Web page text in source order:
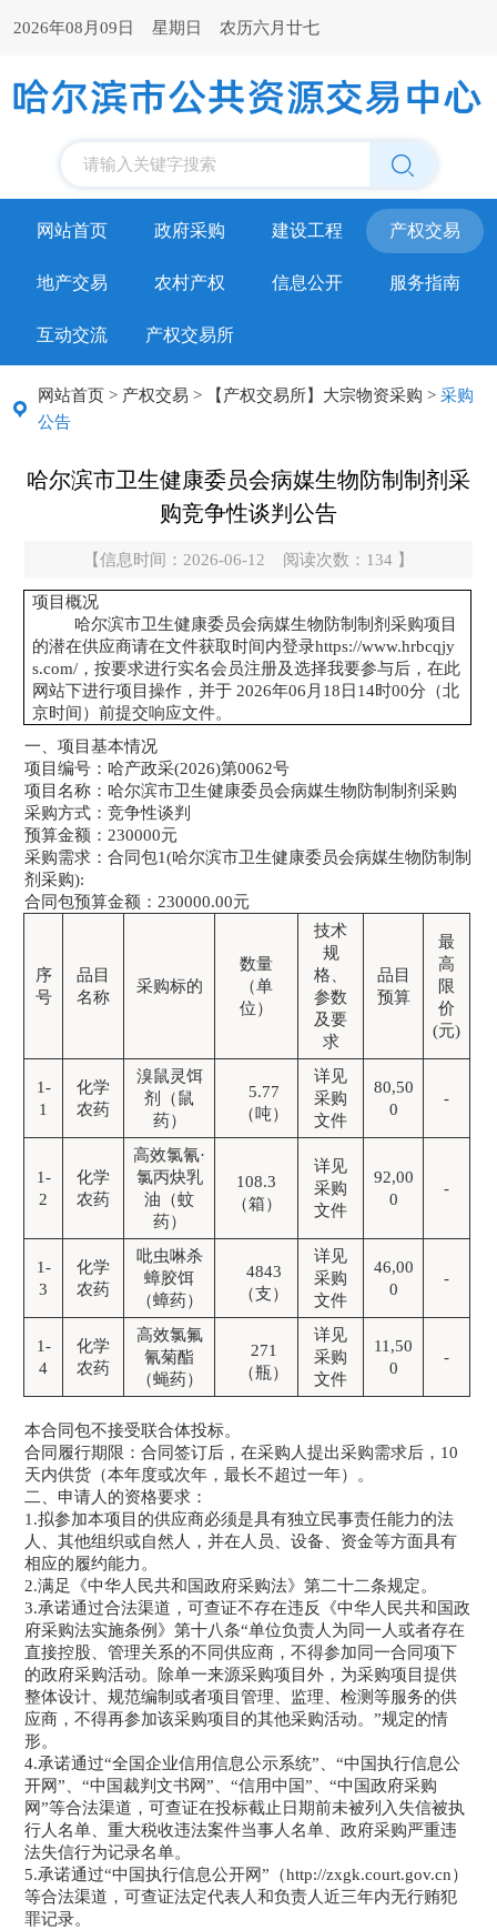
2026年08月09日 星期日 农历六月廿七
请输入关键字搜索
网站首页 政府采购 建设工程 产权交易
地产交易 农村产权 信息公开 服务指南
互动交流 产权交易所
网站首页 > 产权交易 > 【产权交易所】大宗物资采购 > 采购
公告
哈尔滨市卫生健康委员会病媒生物防制制剂采
购竞争性谈判公告
【信息时间：2026-06-12 阅读次数： 134 】
项目概况
哈尔滨市卫生健康委员会病媒生物防制制剂采购项目
的潜在供应商请在文件获取时间内登录https://www.hrbcqjy
s.com/，按要求进行实名会员注册及选择我要参与后，在此
网站下进行项目操作，并于 2026年06月 18 日 14时00分（北
京时间）前提交响应文件。
一、项目基本情况
项目编号： 哈产政采(2026)第0062号
项目名称： 哈尔滨市卫生健康委员会病媒生物防制制剂采购
采购方式：竞争性谈判
预算金额： 230000元
采购需求：合同包1(哈尔滨市卫生健康委员会病媒生物防制制
剂采购):
合同包预算金额： 230000.00元
序
号
品目
名称
采购标的
数量
（单
位）
技术
规
格、
参数
及要
求
品目
预算
最
高
限
价
(元)
1-
1
化学
农药
溴鼠灵饵
剂
（鼠
药）
5.77
（吨）
详见
采购
文件
80,50
0
-
1-
2
化学
农药
高效氯氰·
氯丙炔乳
油 （蚊
药）
108.3
（箱）
详见
采购
文件
92,00
0
-
1-
3
化学
农药
吡虫啉杀
蟑胶饵
（蟑药）
4843
（支）
详见
采购
文件
46,00
0
-
1-
4
化学
农药
高效氯氟
氰菊酯
（蝇药）
271
（瓶）
详见
采购
文件
11,50
0
-
本合同包不接受联合体投标。
合同履行期限：合同签订后，在采购人提出采购需求后， 10
天内供货（本年度或次年，最长不超过一年） 。
二、申请人的资格要求：
1.拟参加本项目的供应商必须是具有独立民事责任能力的法
人、其他组织或自然人，并在人员、设备、资金等方面具有
相应的履约能力。
2.满足《中华人民共和国政府采购法》第二十二条规定。
3.承诺通过合法渠道，可查证不存在违反《中华人民共和国政
府采购法实施条例》第十八条“单位负责人为同一人或者存在
直接控股、管理关系的不同供应商，不得参加同一合同项下
的政府采购活动。除单一来源采购项目外，为采购项目提供
整体设计、规范编制或者项目管理、监理、检测等服务的供
应商，不得再参加该采购项目的其他采购活动。”规定的情
形。
4.承诺通过“全国企业信用信息公示系统”、“中国执行信息公
开网”、“中国裁判文书网”、“信用中国”、“中国政府采购
网”等合法渠道，可查证在投标截止日期前未被列入失信被执
行人名单、重大税收违法案件当事人名单、政府采购严重违
法失信行为记录名单。
5.承诺通过“中国执行信息公开网”（http://zxgk.court.gov.cn）
等合法渠道，可查证法定代表人和负责人近三年内无行贿犯
罪记录。